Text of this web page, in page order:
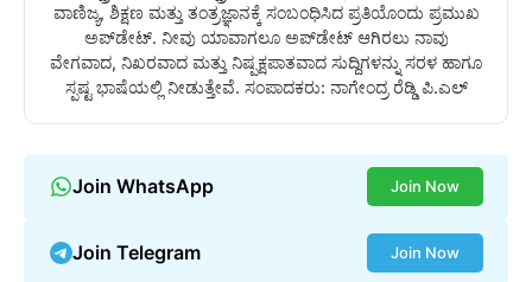
ವಾಣಿಜ್ಯ, ಶಿಕ್ಷಣ ಮತ್ತು ತಂತ್ರಜ್ಞಾನಕ್ಕೆ ಸಂಬಂಧಿಸಿದ ಪ್ರತಿಯೊಂದು ಪ್ರಮುಖ
ಅಪ್‌ಡೇಟ್. ನೀವು ಯಾವಾಗಲೂ ಅಪ್‌ಡೇಟ್ ಆಗಿರಲು ನಾವು
ವೇಗವಾದ, ನಿಖರವಾದ ಮತ್ತು ನಿಷ್ಪಕ್ಷಪಾತವಾದ ಸುದ್ದಿಗಳನ್ನು ಸರಳ ಹಾಗೂ
ಸ್ಪಷ್ಟ ಭಾಷೆಯಲ್ಲಿ ನೀಡುತ್ತೇವೆ. ಸಂಪಾದಕರು: ನಾಗೇಂದ್ರ ರೆಡ್ಡಿ ಪಿ.ಎಲ್
Join WhatsApp Join Now
Join Telegram Join Now